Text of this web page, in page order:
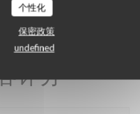
个性化
保密政策
undefined
评分